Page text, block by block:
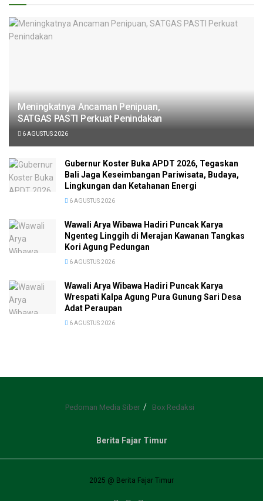
Meningkatnya Ancaman Penipuan,
SATGAS PASTI Perkuat Penindakan
6 AGUSTUS 2026
Gubernur Koster Buka APDT 2026, Tegaskan
Bali Jaga Keseimbangan Pariwisata, Budaya,
Lingkungan dan Ketahanan Energi
6 AGUSTUS 2026
Wawali Arya Wibawa Hadiri Puncak Karya
Ngenteg Linggih di Merajan Kawanan Tangkas
Kori Agung Pedungan
6 AGUSTUS 2026
Wawali Arya Wibawa Hadiri Puncak Karya
Wrespati Kalpa Agung Pura Gunung Sari Desa
Adat Peraupan
6 AGUSTUS 2026
Pedoman Media Siber Box Redaksi
Berita Fajar Timur
2025 @ Berita Fajar Timur